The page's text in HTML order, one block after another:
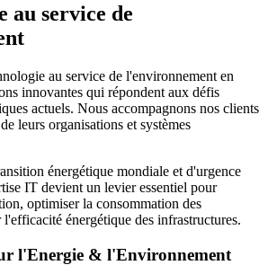
au service de
au service de l'environnement en
innovantes qui répondent aux défis
actuels. Nous accompagnons nos clients
leurs organisations et systèmes
énergétique mondiale et d'urgence
IT devient un levier essentiel pour
optimiser la consommation des
l'efficacité énergétique des infrastructures.
l'Energie & l'Environnement